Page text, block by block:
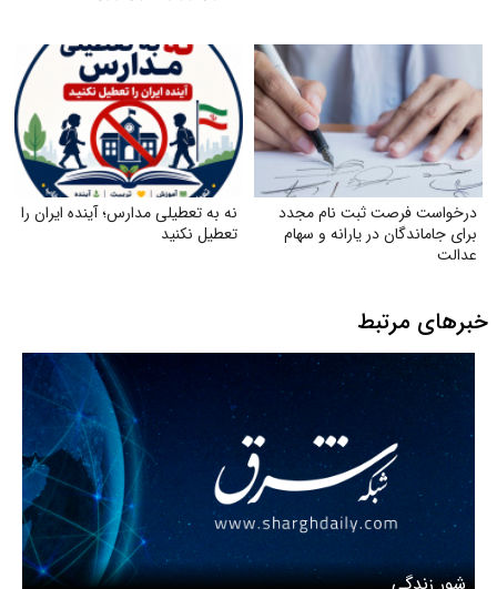
درخواست فرصت ثبت‌ نام مجدد
برای جاماندگان در یارانه و سهام
عدالت
نه به تعطیلی مدارس؛ آینده ایران را
تعطیل نکنید
خبرهای مرتبط